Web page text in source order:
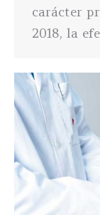
carácter
2018, la